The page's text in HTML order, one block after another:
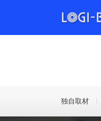
独自取材